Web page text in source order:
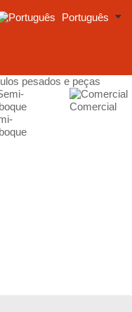
Português
Comercial